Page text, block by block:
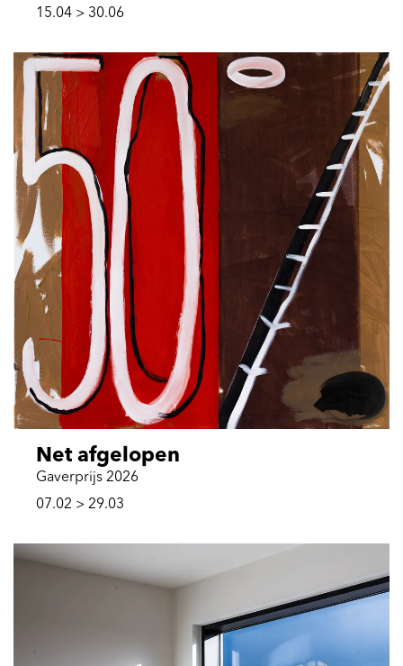
15.04 > 30.06
Net afgelopen
Gaverprijs 2026
07.02 > 29.03